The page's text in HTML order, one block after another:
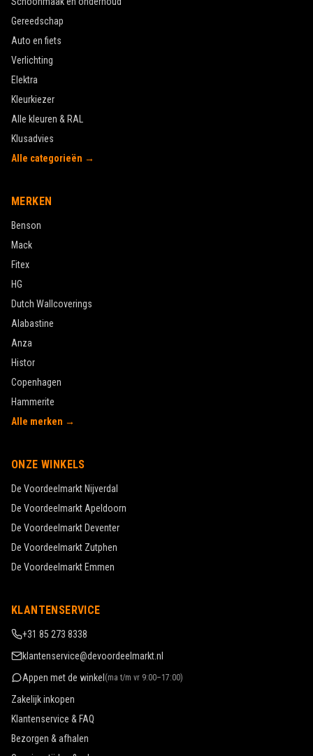
Gereedschap
Auto en fiets
Verlichting
Elektra
Kleurkiezer
Alle kleuren & RAL
Klusadvies
Alle categorieën →
MERKEN
Benson
Mack
Fitex
HG
Dutch Wallcoverings
Alabastine
Anza
Histor
Copenhagen
Hammerite
Alle merken →
ONZE WINKELS
De Voordeelmarkt Nijverdal
De Voordeelmarkt Apeldoorn
De Voordeelmarkt Deventer
De Voordeelmarkt Zutphen
De Voordeelmarkt Emmen
KLANTENSERVICE
+31 85 273 8338
klantenservice@devoordeelmarkt.nl
Appen met de winkel (ma t/m vr 9:00–17:00)
Zakelijk inkopen
Klantenservice & FAQ
Bezorgen & afhalen